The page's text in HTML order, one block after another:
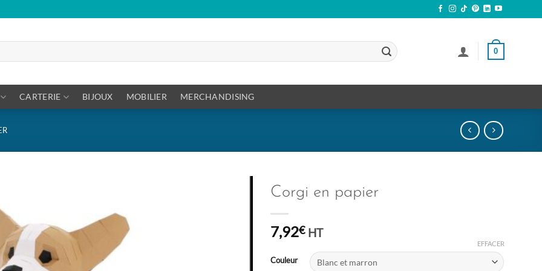
0
CARTERIE BIJOUX MOBILIER MERCHANDISING
Corgi en papier
7,92€ HT
Couleur
EFFACER